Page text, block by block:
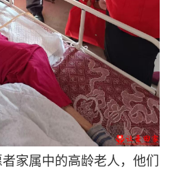
家属中的高龄老人，他们